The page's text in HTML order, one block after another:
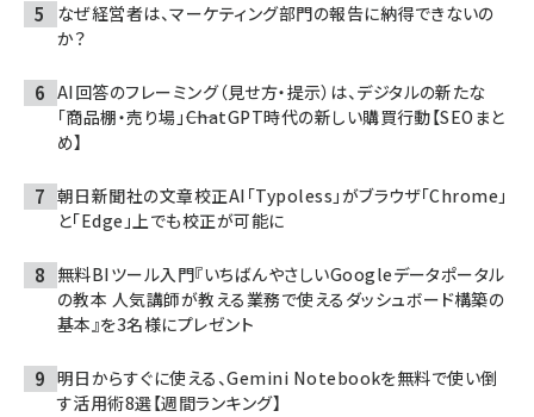
なぜ経営者は、マーケティング部門の報告に納得できないの
か？
AI回答のフレーミング（見せ方・提示）は、デジタルの新たな
「商品棚・売り場」――ChatGPT時代の新しい購買行動【SEOまと
め】
朝日新聞社の文章校正AI「Typoless」がブラウザ「Chrome」
と「Edge」上でも校正が可能に
無料BIツール入門『いちばんやさしいGoogleデータポータル
の教本 人気講師が教える業務で使えるダッシュボード構築の
基本』を3名様にプレゼント
明日からすぐに使える、Gemini Notebookを無料で使い倒
す活用術8選【週間ランキング】